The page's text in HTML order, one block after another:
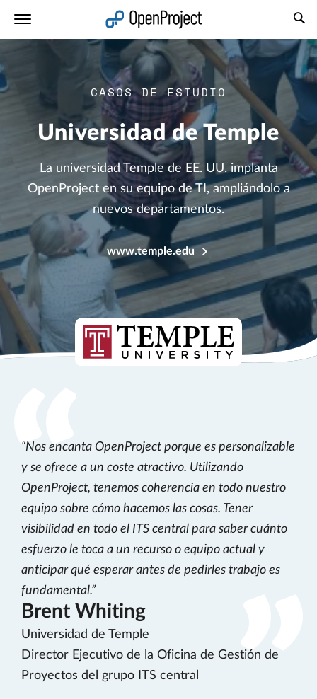
CASOS DE ESTUDIO
Universidad de Temple
La universidad Temple de EE. UU. implanta
OpenProject en su equipo de TI, ampliándolo a
nuevos departamentos.
www.temple.edu
Nos encanta OpenProject porque es personalizable
y se ofrece a un coste atractivo. Utilizando
OpenProject, tenemos coherencia en todo nuestro
equipo sobre cómo hacemos las cosas. Tener
visibilidad en todo el ITS central para saber cuánto
esfuerzo le toca a un recurso o equipo actual y
anticipar qué esperar antes de pedirles trabajo es
fundamental.
Brent Whiting
Universidad de Temple
Director Ejecutivo de la Oficina de Gestión de
Proyectos del grupo ITS central
Abrir vínculo en un nuevo panel